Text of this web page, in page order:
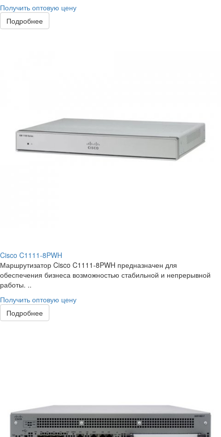
Получить оптовую цену
Подробнее
Cisco C1111-8PWH
Маршрутизатор Cisco C1111-8PWH предназначен для
обеспечения бизнеса возможностью стабильной и непрерывной
работы. ..
Получить оптовую цену
Подробнее